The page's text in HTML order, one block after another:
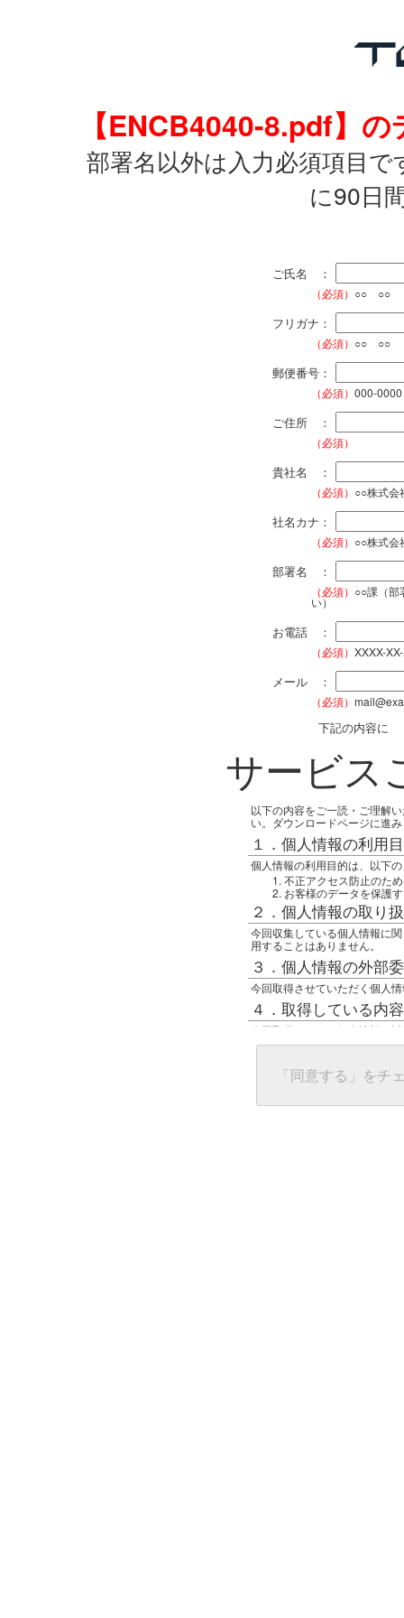
【ENCB4040-8.pdf】
部署名以外は入力必須項目
に90日
ご氏名 ：
（必須） ○○ ○○
フリガナ：
（必須） ○○ ○○
郵便番号：
（必須） 000-0000
ご住所 ：
（必須）
貴社名 ：
（必須） ○○株式会
社名カナ：
（必須） ○○株式会
部署名 ：
（必須） ○○課（部
い）
お電話 ：
（必須） XXXX-
メール ：
（必須）
下記の内容に
サービス
以下の内容をご一読・ご理解
い。ダウンロードページに進
１．個人情報の利用
個人情報の利用目的は、以下
不正アクセス防止のため
お客様のデータを保護
２．個人情報の取り
今回収集している個人情報に
用することはありません。
３．個人情報の外部
今回取得させていただく個人
４．取得している内
今回取得している個人情報は
任意の名前
グローバルIPアドレス
接続ホスト情報
５．個人情報に関す
「同意する」をチ